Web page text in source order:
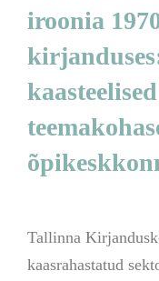
iroonia
Tallinna
kaasrahastatud